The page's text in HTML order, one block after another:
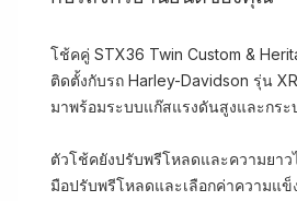
โช้คคู่ STX36 Twin Custom &
ติดตั้งกับรถ Harley-Davidson รุ่น
มาพร้อมระบบแก๊สแรงดันสูงและกร
ตัวโช้คยังปรับพรีโหลดและความยาว
มือปรับพรีโหลดและเลือกค่าความแข็